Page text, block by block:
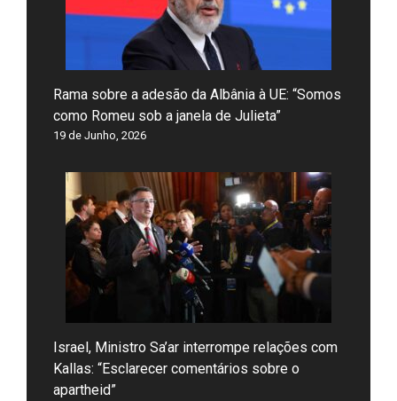
Rama sobre a adesão da Albânia à UE: “Somos
como Romeu sob a janela de Julieta”
19 de Junho, 2026
Israel, Ministro Sa’ar interrompe relações com
Kallas: “Esclarecer comentários sobre o
apartheid”